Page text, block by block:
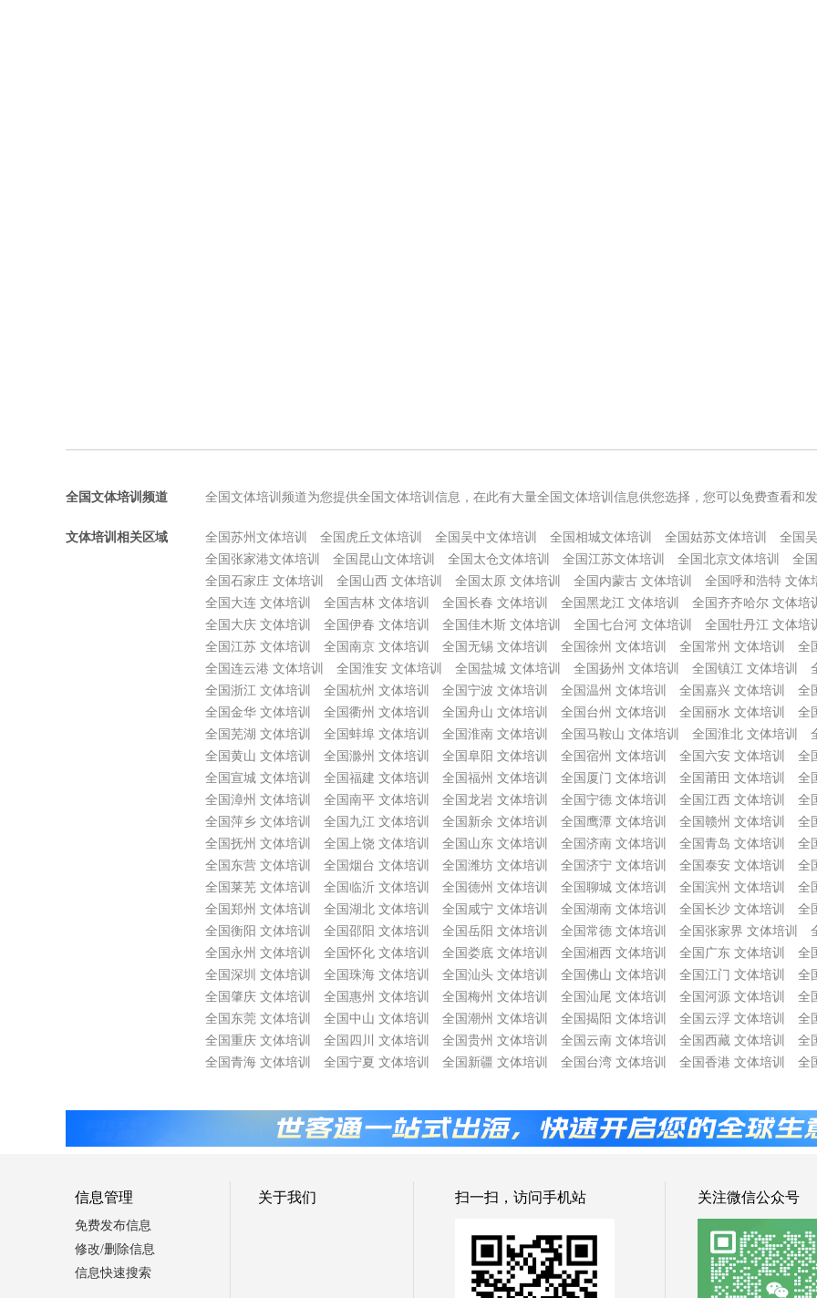
全国文体培训频道 全国文体培训频道为您提供全国文体培训信息，在此有大量全国文体培训信息供您选择，您可以免费查看和
文体培训相关区域 全国苏州文体培训 全国虎丘文体培训 全国吴中文体培训 全国相城文体培训 全国姑苏文体培训
全国
全国张家港文体培训
全国昆山文体培训 全国太仓文体培训 全国江苏文体培训 全国北京文体培训
全
全国石家庄 文体培训
全国山西 文体培训 全国太原 文体培训 全国内蒙古 文体培训
全国呼和浩特 文体
全国大连 文体培训
全国吉林 文体培训 全国长春 文体培训 全国黑龙江 文体培训
全国齐齐哈尔 文体培
全国大庆 文体培训
全国伊春 文体培训 全国佳木斯 文体培训 全国七台河 文体培训
全国牡丹江 文体培
全国江苏 文体培训
全国南京 文体培训 全国无锡 文体培训 全国徐州 文体培训 全国常州 文体培训
全
全国连云港 文体培训
全国淮安 文体培训 全国盐城 文体培训 全国扬州 文体培训 全国镇江 文体培训
全国浙江 文体培训
全国杭州 文体培训 全国宁波 文体培训 全国温州 文体培训 全国嘉兴 文体培训
全
全国金华 文体培训
全国衢州 文体培训 全国舟山 文体培训 全国台州 文体培训 全国丽水 文体培训
全
全国芜湖 文体培训
全国蚌埠 文体培训 全国淮南 文体培训 全国马鞍山 文体培训 全国淮北 文体培训
全国黄山 文体培训
全国滁州 文体培训 全国阜阳 文体培训 全国宿州 文体培训 全国六安 文体培训
全
全国宣城 文体培训
全国福建 文体培训 全国福州 文体培训 全国厦门 文体培训 全国莆田 文体培训
全
全国漳州 文体培训
全国南平 文体培训 全国龙岩 文体培训 全国宁德 文体培训 全国江西 文体培训
全
全国萍乡 文体培训
全国九江 文体培训 全国新余 文体培训 全国鹰潭 文体培训 全国赣州 文体培训
全
全国抚州 文体培训
全国上饶 文体培训 全国山东 文体培训 全国济南 文体培训 全国青岛 文体培训
全
全国东营 文体培训
全国烟台 文体培训 全国潍坊 文体培训 全国济宁 文体培训 全国泰安 文体培训
全
全国莱芜 文体培训
全国临沂 文体培训 全国德州 文体培训 全国聊城 文体培训 全国滨州 文体培训
全
全国郑州 文体培训
全国湖北 文体培训 全国咸宁 文体培训 全国湖南 文体培训 全国长沙 文体培训
全
全国衡阳 文体培训
全国邵阳 文体培训 全国岳阳 文体培训 全国常德 文体培训 全国张家界 文体培训
全国永州 文体培训
全国怀化 文体培训 全国娄底 文体培训 全国湘西 文体培训 全国广东 文体培训
全
全国深圳 文体培训
全国珠海 文体培训 全国汕头 文体培训 全国佛山 文体培训 全国江门 文体培训
全
全国肇庆 文体培训
全国惠州 文体培训 全国梅州 文体培训 全国汕尾 文体培训 全国河源 文体培训
全
全国东莞 文体培训
全国中山 文体培训 全国潮州 文体培训 全国揭阳 文体培训 全国云浮 文体培训
全
全国重庆 文体培训
全国四川 文体培训 全国贵州 文体培训 全国云南 文体培训 全国西藏 文体培训
全
全国青海 文体培训
全国宁夏 文体培训 全国新疆 文体培训 全国台湾 文体培训 全国香港 文体培训 全
信息管理
免费发布信息
修改/删除信息
信息快速搜索
关于我们 扫一扫，访问手机站 关注微信公众号